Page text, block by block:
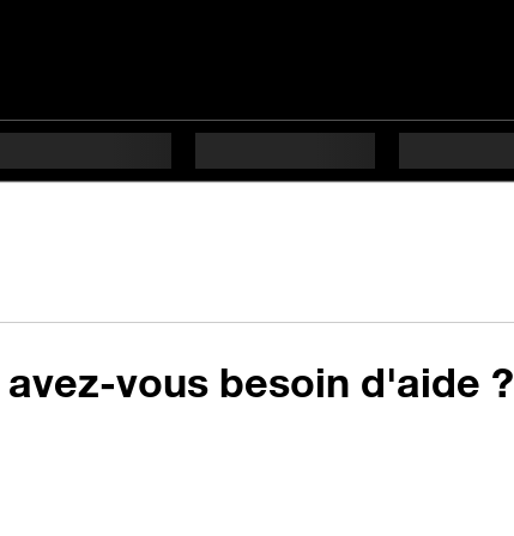
vous besoin d'aide ?